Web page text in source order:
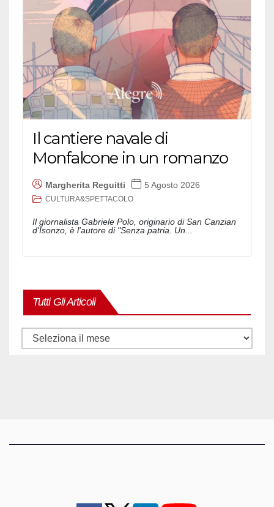
Il cantiere navale di
Monfalcone in un romanzo
Margherita Reguitti 5 Agosto 2026
CULTURA&SPETTACOLO
Il giornalista Gabriele Polo, originario di San Canzian
d'Isonzo, è l'autore di "Senza patria. Un...
Tutti Gli Articoli
Tutti